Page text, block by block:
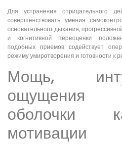
Для устранения отрицательного
совершенствовать умения
основательного дыхания,
и когнитивной переоценки
подобных приемов содействует
режиму умиротворения и готовности к
Мощь,
ощущения
оболочки
мотивации